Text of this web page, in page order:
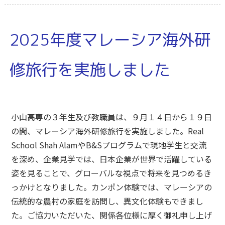
2025年度マレーシア海外研
修旅行を実施しました
小山高専の３年生及び教職員は、９月１４日から１９日
の間、マレーシア海外研修旅行を実施しました。Real
School Shah AlamやB&Sプログラムで現地学生と交流
を深め、企業見学では、日本企業が世界で活躍している
姿を見ることで、グローバルな視点で将来を見つめるき
っかけとなりました。カンポン体験では、マレーシアの
伝統的な農村の家庭を訪問し、異文化体験もできまし
た。ご協力いただいた、関係各位様に厚く御礼申し上げ